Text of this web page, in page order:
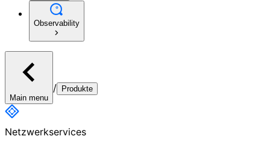
Observability
Main menu
/ Produkte
Netzwerkservices